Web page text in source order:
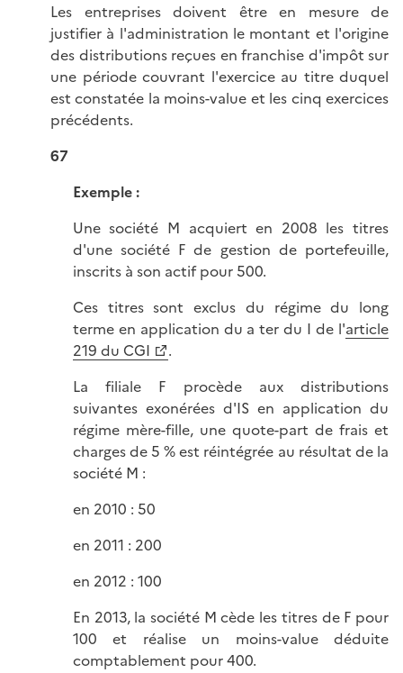
Les entreprises doivent être en mesure de
justifier à l'administration le montant et l'origine
des distributions reçues en franchise d'impôt sur
une période couvrant l'exercice au titre duquel
est constatée la moins-value et les cinq exercices
précédents.
67
Exemple :
Une société M acquiert en 2008 les titres
d'une société F de gestion de portefeuille,
inscrits à son actif pour 500.
Ces titres sont exclus du régime du long
terme en application du a ter du I de l'article
219 du CGI
.
La filiale F procède aux distributions
suivantes exonérées d'IS en application du
régime mère-fille, une quote-part de frais et
charges de 5 % est réintégrée au résultat de la
société M :
en 2010 : 50
en 2011 : 200
en 2012 : 100
En 2013, la société M cède les titres de F pour
100 et réalise un moins-value déduite
comptablement pour 400.